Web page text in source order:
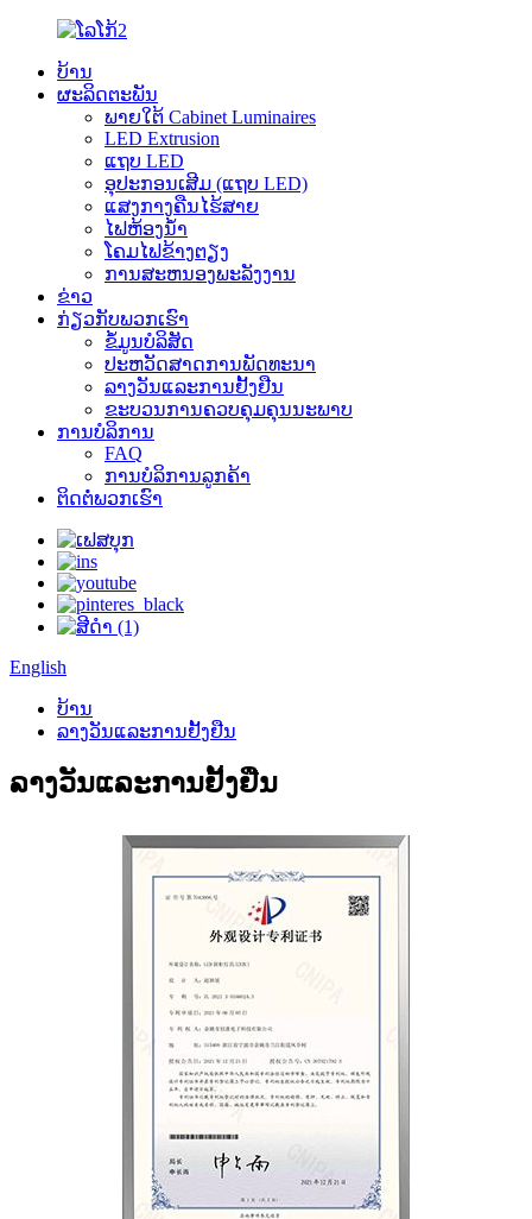
ບ້ານ
ຜະລິດຕະພັນ
ພາຍໃຕ້ Cabinet Luminaires
LED Extrusion
ແຖບ LED
ອຸປະກອນເສີມ (ແຖບ LED)
ແສງກາງຄືນໄຮ້ສາຍ
ໄຟຫ້ອງນ້ຳ
ໂຄມໄຟຂ້າງຕຽງ
ການສະຫນອງພະລັງງານ
ຂ່າວ
ກ່ຽວກັບພວກເຮົາ
ຂໍ້ມູນບໍລິສັດ
ປະ​ຫວັດ​ສາດ​ການ​ພັດ​ທະ​ນາ​
ລາງວັນແລະການຢັ້ງຢືນ
ຂະບວນການຄວບຄຸມຄຸນນະພາບ
ການບໍລິການ
FAQ
ການບໍລິການລູກຄ້າ
ຕິດຕໍ່ພວກເຮົາ
English
ບ້ານ
ລາງວັນແລະການຢັ້ງຢືນ
ລາງວັນແລະການຢັ້ງຢືນ